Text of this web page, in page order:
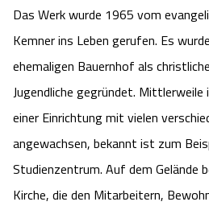
Das Werk wurde 1965 vom
Kemner ins Leben gerufen. Es
ehemaligen Bauernhof als
Jugendliche gegründet. Mittlerweile
einer Einrichtung mit vielen
angewachsen, bekannt ist zum
Studienzentrum. Auf dem Gelände
Kirche, die den Mitarbeitern,